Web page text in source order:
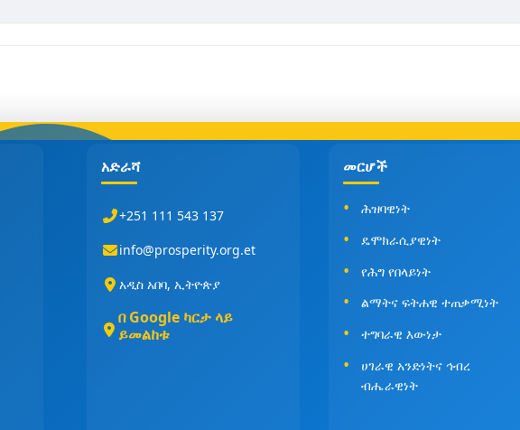
አድራሻ
+251 111 543 137
info@prosperity.org.et
አዲስ አበባ, ኢትዮጵያ
በ Google ካርታ ላይ
ይመልከቱ
መርሆች
ሕዝባዊነት
ዴሞክራሲያዊነት
የሕግ የበላይነት
ልማትና ፍትሐዊ ተጠቃሚነት
ተግባራዊ እውነታ
ሀገራዊ አንድነትና ኅብረ
ብሔራዊነት